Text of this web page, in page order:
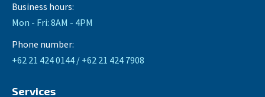
Business hours:
Mon - Fri: 8AM - 4PM
Phone number:
+62 21 424 0144 / +62 21 424 7908
Services